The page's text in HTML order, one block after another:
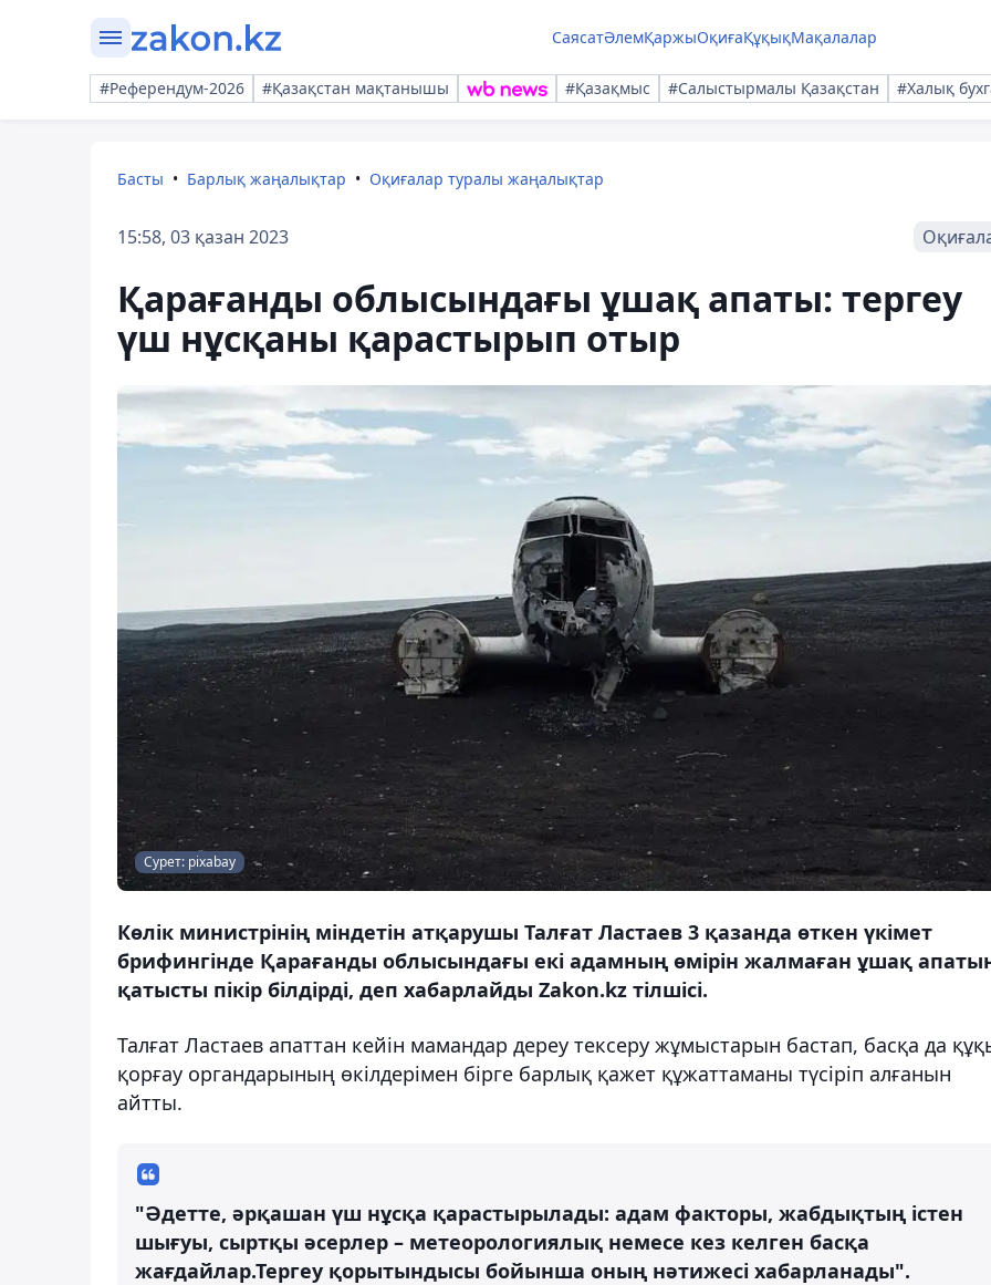
СаясатӘлемҚаржыОқиғаҚұқықМақалалар
#Референдум-2026 #Қазақстан мақтанышы #Қазақмыс #Салыстырмалы Қазақстан #Халық
Басты Барлық жаңалықтар Оқиғалар туралы жаңалықтар
15:58, 03 қазан 2023
Қарағанды ​​облысындағы ұшақ апаты: тергеу
үш нұсқаны қарастырып отыр
Сурет: pixabay
Көлік министрінің міндетін атқарушы Талғат Ластаев 3 қазанда өткен үкімет
брифингінде Қарағанды ​​облысындағы екі адамның өмірін жалмаған ұшақ
қатысты пікір білдірді, деп хабарлайды Zakon.kz тілшісі.
Талғат Ластаев апаттан кейін мамандар дереу тексеру жұмыстарын бастап, басқа да
қорғау органдарының өкілдерімен бірге барлық қажет құжаттаманы түсіріп алғанын
айтты.
"Әдетте, әрқашан үш нұсқа қарастырылады: адам факторы, жабдықтың істен
шығуы, сыртқы әсерлер – метеорологиялық немесе кез келген басқа
жағдайлар.Тергеу қорытындысы бойынша оның нәтижесі хабарланады".